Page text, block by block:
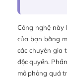
Công nghệ này
của bạn bằng
các chuyên gia
độc quyền.
mô phỏng quá